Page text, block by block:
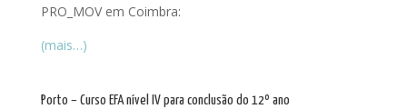
PRO_MOV em Coimbra:
(mais…)
Porto – Curso EFA nível IV para conclusão do 12º ano